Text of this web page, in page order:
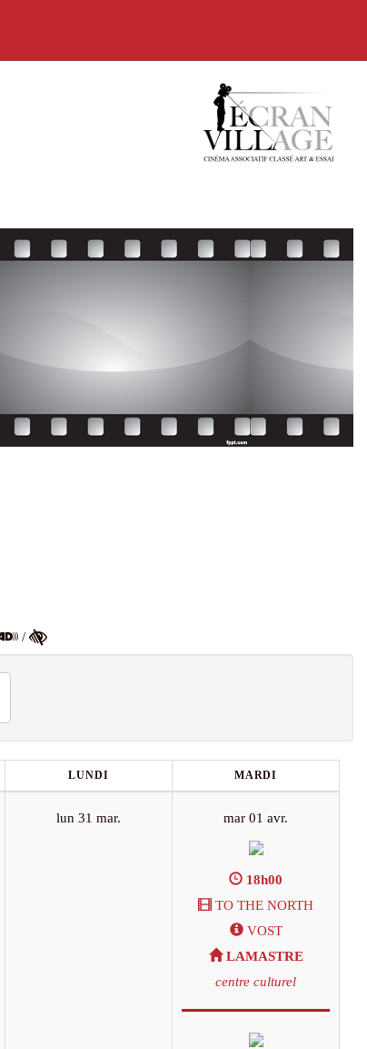
/
LUNDI MARDI
lun 31 mar. mar 01 avr.
18h00
TO THE NORTH
VOST
LAMASTRE
centre culturel